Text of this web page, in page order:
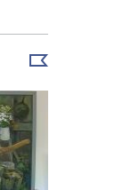
Выбрать